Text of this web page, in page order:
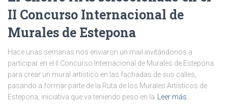
II Concurso Internacional de
Murales de Estepona
Hace unas semanas nos enviaron un mail invitándonos a
participar en el II Concurso Internacional de Murales de Estepona
para crear un mural artístico en las fachadas de sus calles,
pasando a formar parte de la Ruta de los Murales Artísticos de
Estepona, iniciativa que va teniendo peso en la Leer más…